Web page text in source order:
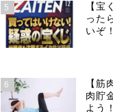
5
【宝
った
いぞ！
6
【筋
肉貯
よう！